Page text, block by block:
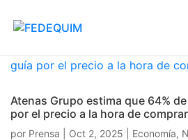
Atenas Grupo estima que 64%
por el precio a la hora de comprar
por Prensa Oct 2, 2025 Economía,